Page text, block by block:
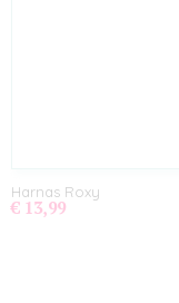
Harnas Roxy
€ 13,99